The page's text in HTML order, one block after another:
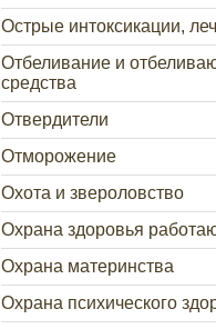
Острые интоксикации,
Отбеливание и
средства
Отвердители
Отморожение
Охота и звероловство
Охрана здоровья
Охрана материнства
Охрана психического